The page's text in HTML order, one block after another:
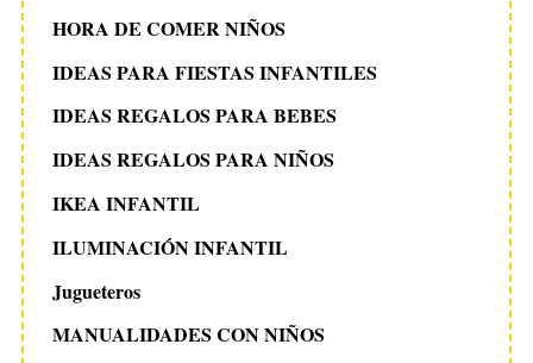
HORA DE COMER NIÑOS
IDEAS PARA FIESTAS INFANTILES
IDEAS REGALOS PARA BEBES
IDEAS REGALOS PARA NIÑOS
IKEA INFANTIL
ILUMINACIÓN INFANTIL
Jugueteros
MANUALIDADES CON NIÑOS